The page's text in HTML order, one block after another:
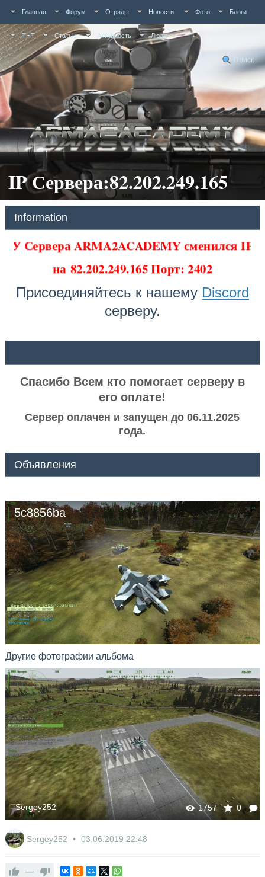
Главная Форум Отряды Новости Фото Блоги
ТНТ Статьи Активность Люди
Поиск
IP Сервера:82.202.249.165
Information
У Сервера ARMA2ACADEMY сменился IP
на82.202.249.165 Порт: 2402
Присоединяйтесь к нашему Discord
серверу.
Спасибо Всем кто помогает серверу в
его оплате!
Сервер оплачен и запущен до 06.11.2025
года.
Объявления
5c8856ba
Другие фотографии альбома
1757 0
Sergey252
Sergey252 03.06.2019 22:48
—